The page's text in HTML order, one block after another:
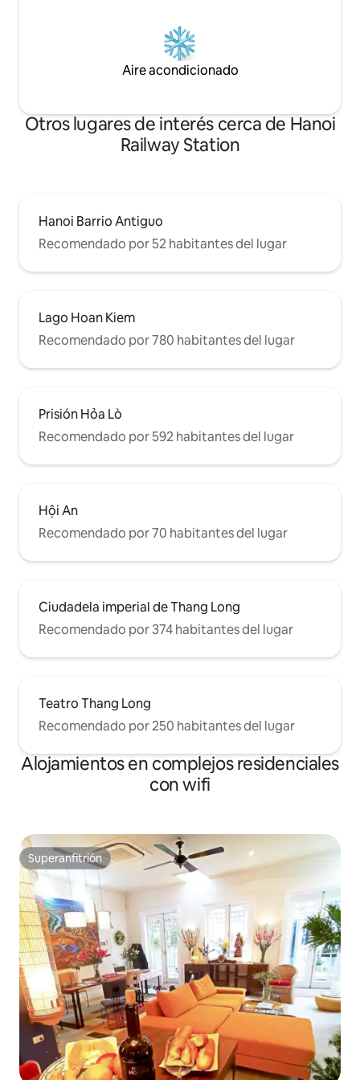
Aire acondicionado
Otros lugares de interés cerca de Hanoi
Railway Station
Hanoi Barrio Antiguo
Recomendado por 52 habitantes del lugar
Lago Hoan Kiem
Recomendado por 780 habitantes del lugar
Prisión Hỏa Lò
Recomendado por 592 habitantes del lugar
Hội An
Recomendado por 70 habitantes del lugar
Ciudadela imperial de Thang Long
Recomendado por 374 habitantes del lugar
Teatro Thang Long
Recomendado por 250 habitantes del lugar
Alojamientos en complejos residenciales
con wifi
Superanfitrión
Superanfitrión